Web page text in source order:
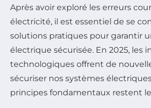
Après avoir exploré les erreurs
électricité, il est essentiel de se
solutions pratiques pour garantir
électrique sécurisée. En 2025, les
technologiques offrent de
sécuriser nos systèmes
principes fondamentaux restent